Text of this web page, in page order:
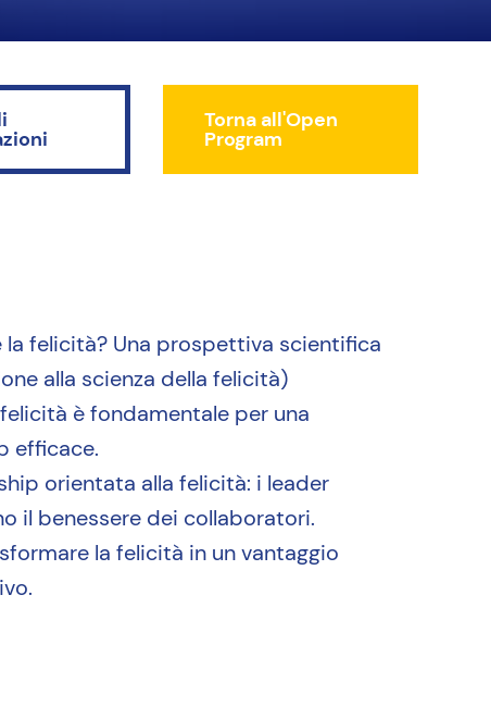
Torna all'Open
Program
la felicità? Una prospettiva scientifica
alla scienza della felicità)
è fondamentale per una
efficace.
orientata alla felicità: i leader
il benessere dei collaboratori.
la felicità in un vantaggio